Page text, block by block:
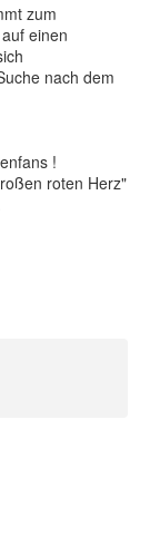
zum
einen
nach dem
!
roten Herz"